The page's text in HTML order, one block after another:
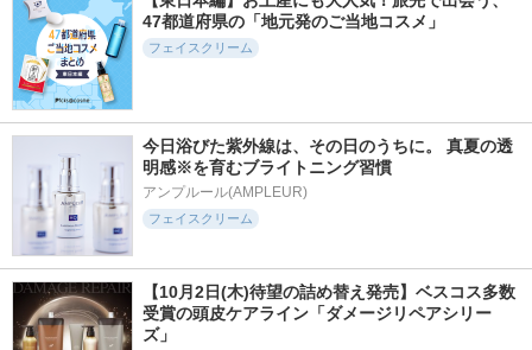
Dr.G(ドクタージー)
5.8
12957件
ジェニフィック ア
ルティメ セラム
ランコム
5.5
717件
リードルＳ PDRN+
セラム
47都道府県の「地元発のご当地コスメ」
フェイスクリーム
今日浴びた紫外線は、その日のうちに。 真夏の透
明感※を育むブライトニング習慣
アンプルール(AMPLEUR)
フェイスクリーム
【10月2日(木)待望の詰め替え発売】ベスコス多数
受賞の頭皮ケアライン「ダメージリペアシリー
ズ」